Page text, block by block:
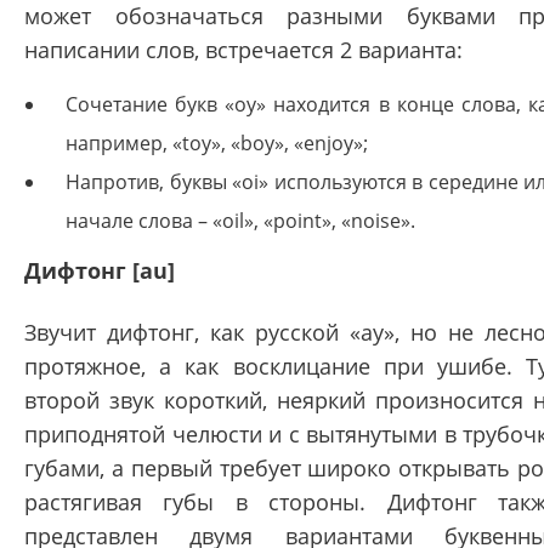
может обозначаться разными буквами
написании слов, встречается 2 варианта:
Сочетание букв «oy» находится в конце слова,
например, «toy», «boy», «enjoy»;
Напротив, буквы «oi» используются в середине
начале слова – «oil», «point», «noise».
Дифтонг [au]
Звучит дифтонг, как русской «ау», но не
протяжное, а как восклицание при ушибе.
второй звук короткий, неяркий произносится
приподнятой челюсти и с вытянутыми в
губами, а первый требует широко открывать
растягивая губы в стороны. Дифтонг
представлен двумя вариантами